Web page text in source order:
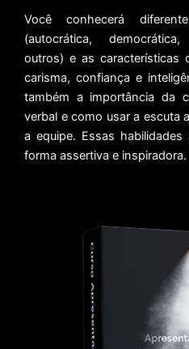
Você conhecerá
(autocrática,
outros) e as características
carisma, confiança e
também a importância da
verbal e como usar a escuta
a equipe. Essas
forma assertiva e inspiradora.